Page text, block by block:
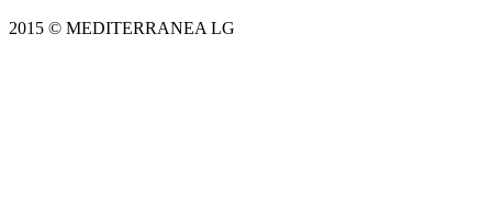
2015 © MEDITERRANEA LG